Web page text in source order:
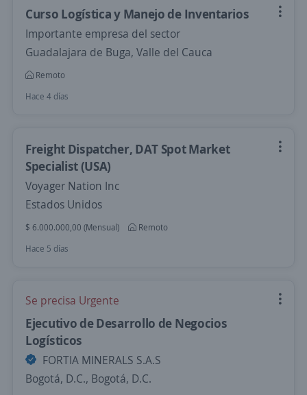
Curso Logística y Manejo de Inventarios
Importante empresa del sector
Guadalajara de Buga, Valle del Cauca
Remoto
Hace 4 días
Freight Dispatcher, DAT Spot Market
Specialist (USA)
Voyager Nation Inc
Estados Unidos
$ 6.000.000,00 (Mensual)
Remoto
Hace 5 días
Se precisa Urgente
Ejecutivo de Desarrollo de Negocios
Logísticos
FORTIA MINERALS S.A.S
Bogotá, D.C., Bogotá, D.C.